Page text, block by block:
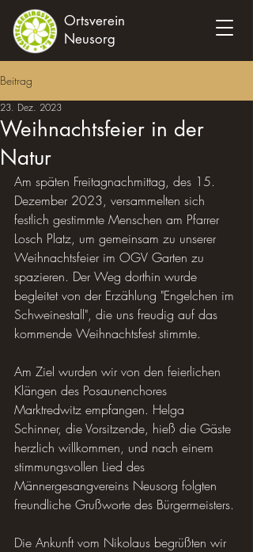
Ortsverein
Neusorg
Beitrag
Weihnachtsfeier in der
Natur
23. Dez. 2023
Am späten Freitagnachmittag, des 15.
Dezember 2023, versammelten sich
festlich gestimmte Menschen am Pfarrer
Losch Platz, um gemeinsam zu unserer
Weihnachtsfeier im OGV Garten zu
spazieren. Der Weg dorthin wurde
begleitet von der Erzählung "Engelchen im
Schweinestall", die uns freudig auf das
kommende Weihnachtsfest stimmte.
Am Ziel wurden wir von den feierlichen
Klängen des Posaunenchores
Marktredwitz empfangen. Helga
Schinner, die Vorsitzende, hieß die Gäste
herzlich willkommen, und nach einem
stimmungsvollen Lied des
Männergesangvereins Neusorg folgten
freundliche Grußworte des Bürgermeisters.
Die Ankunft vom Nikolaus begrüßten wir